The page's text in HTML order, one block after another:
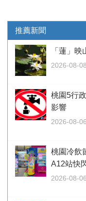
推薦新聞
「蓮」
2026-08-
桃園5行
影響
2026-08-
桃園冷飲
A12站快
2026-08-